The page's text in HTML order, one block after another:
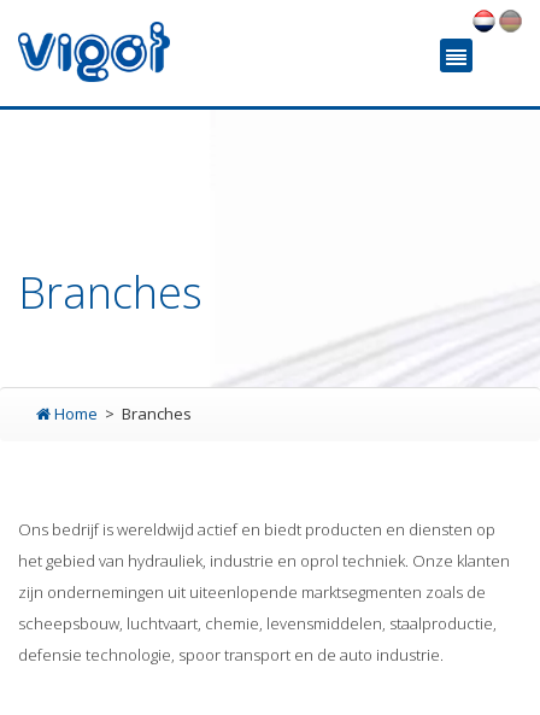
Branches
Home Branches
Ons bedrijf is wereldwijd actief en biedt producten en diensten op
het gebied van hydrauliek, industrie en oprol techniek. Onze klanten
zijn ondernemingen uit uiteenlopende marktsegmenten zoals de
scheepsbouw, luchtvaart, chemie, levensmiddelen, staalproductie,
defensie technologie, spoor transport en de auto industrie.